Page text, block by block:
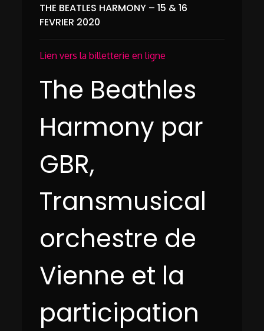
THE BEATLES HARMONY – 15 & 16
FEVRIER 2020
Lien vers la billetterie en ligne
The Beathles
Harmony par
GBR,
Transmusical
orchestre de
Vienne et la
participation